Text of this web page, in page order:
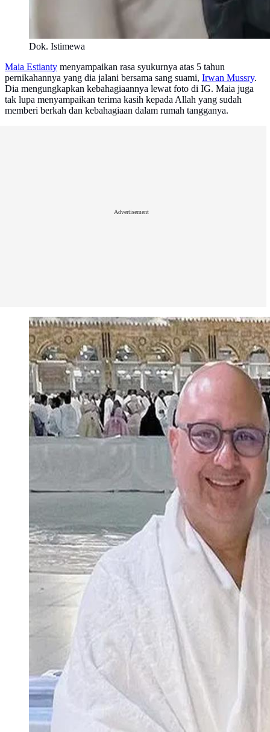
Dok. Istimewa
Maia Estianty menyampaikan rasa syukurnya atas 5 tahun
pernikahannya yang dia jalani bersama sang suami, Irwan Mussry.
Dia mengungkapkan kebahagiaannya lewat foto di IG. Maia juga
tak lupa menyampaikan terima kasih kepada Allah yang sudah
memberi berkah dan kebahagiaan dalam rumah tangganya.
Advertisement